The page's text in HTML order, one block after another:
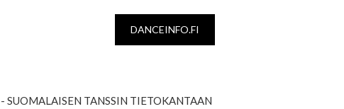
DANCEINFO.FI
- SUOMALAISEN TANSSIN TIETOKANTAAN